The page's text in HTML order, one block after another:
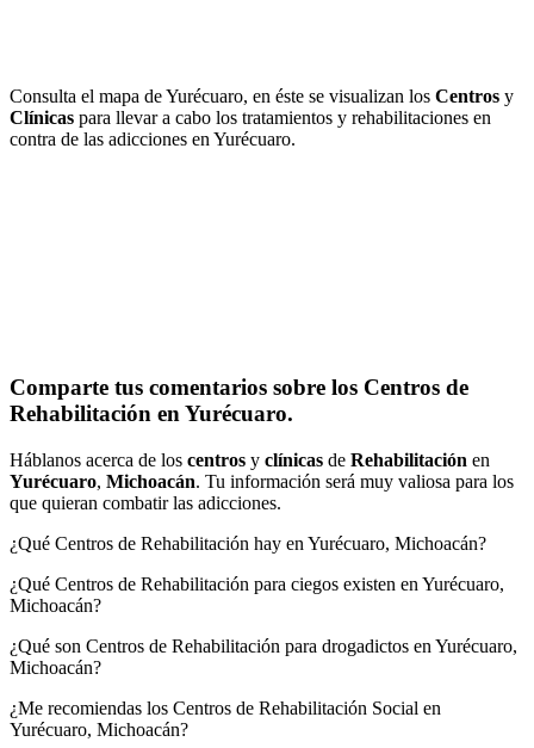
Consulta el mapa de Yurécuaro, en éste se visualizan los Centros y
Clínicas para llevar a cabo los tratamientos y rehabilitaciones en
contra de las adicciones en Yurécuaro.
Comparte tus comentarios sobre los Centros de
Rehabilitación en Yurécuaro.
Háblanos acerca de los centros y clínicas de Rehabilitación en
Yurécuaro, Michoacán. Tu información será muy valiosa para los
que quieran combatir las adicciones.
¿Qué Centros de Rehabilitación hay en Yurécuaro, Michoacán?
¿Qué Centros de Rehabilitación para ciegos existen en Yurécuaro,
Michoacán?
¿Qué son Centros de Rehabilitación para drogadictos en Yurécuaro,
Michoacán?
¿Me recomiendas los Centros de Rehabilitación Social en
Yurécuaro, Michoacán?